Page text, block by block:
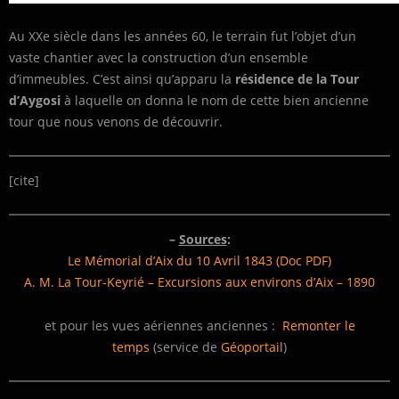
Au XXe siècle dans les années 60, le terrain fut l’objet d’un
vaste chantier avec la construction d’un ensemble
d’immeubles. C’est ainsi qu’apparu la résidence de la Tour
d’Aygosi à laquelle on donna le nom de cette bien ancienne
tour que nous venons de découvrir.
[cite]
– Sources:
Le Mémorial d’Aix du 10 Avril 1843 (Doc PDF)
A. M. La Tour-Keyrié – Excursions aux environs d’Aix – 1890
et pour les vues aériennes anciennes : Remonter le
temps (service de Géoportail)